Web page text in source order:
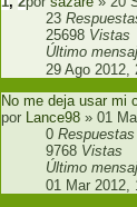
23
25698 Vistas
Último
29 Ago 2012,
No me deja usar mi
por
Lance98 » 01
0Respuestas
9768 Vistas
Último
01 Mar 2012,